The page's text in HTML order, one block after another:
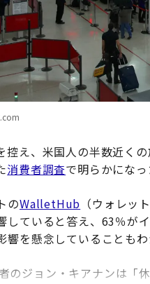
控え、米国人の半数近く
消費者調査で明らかになっ
のWalletHub （ウォレッ
していると答え、63％が
を懸念していることもわ
ジョン・キアナンは「